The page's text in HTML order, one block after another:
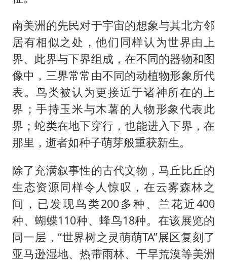
南美洲的先民对于宇宙的想象与其北方邻
居有相似之处，他们同样认为世界由上
界、此界与下界组成，在不同的器物和图
像中，三界常常由不同的动植物形象所代
表。鸟类被认为更接近于诸神所在的上
界；手持玉米与木薯的人物形象代表此
界；蛇类在地下穿行，也能进入下界，在
那里，逝者如种子萌芽般重获新生。
除了充满叙事性的古代文物，马丘比丘的
生态资源同样令人惊叹，在云雾森林之
间，已发现鸟类200多种、兰花近400
种、蝴蝶110种、蜂鸟18种。在该展览的
同一层，“世界树之灵萌萌TA”展区复刻了
亚马逊湿地、热带雨林、干旱荒漠等美洲